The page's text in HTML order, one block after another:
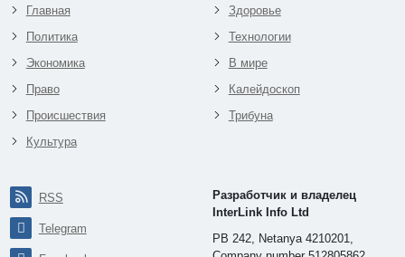
Главная
Политика
Экономика
Право
Происшествия
Культура
Здоровье
Технологии
В мире
Калейдоскоп
Трибуна
RSS
Telegram
Разработчик и владелец
InterLink Info Ltd
PB 242, Netanya 4210201,